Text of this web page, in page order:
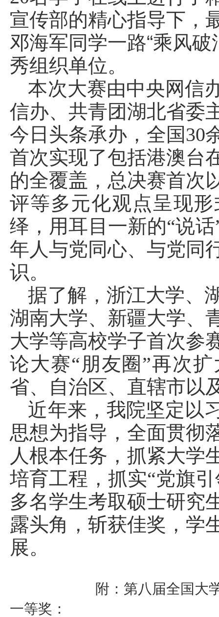
宣传部的精心指导下，
邓海军同学一路“乘风
秀组织单位。
本次大赛由中央网信
信办、共青团湖北省委
今日头条承办，全国30
首次实现了包括港澳台
的全覆盖，总决赛首次
评等多元化观点呈现
绎，用耳目一新的“说
年人与党同心、与党同
识。
据了解，浙江大学、
湖南大学、新疆大学、
大学等高校学子首次参
论大赛“朋友圈”再次
省、自治区、直辖市以
近年来，我院坚定以
思想为指导，全面贯彻
人根本任务，抓紧大学
培育工程，抓实“党旗
多名学生考取硕士研究
露头角，斩获佳奖，学
展。
附：第八届全国大
一等奖：